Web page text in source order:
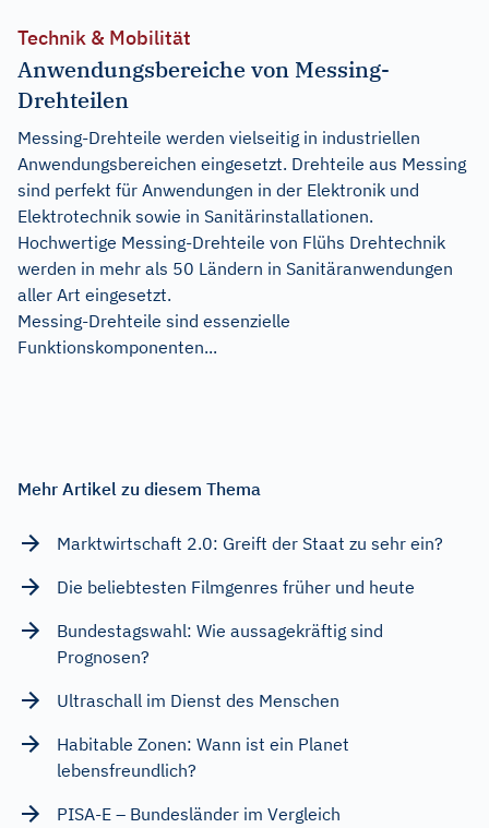
Technik & Mobilität
Anwendungsbereiche von Messing-
Drehteilen
Messing-Drehteile werden vielseitig in industriellen
Anwendungsbereichen eingesetzt. Drehteile aus Messing
sind perfekt für Anwendungen in der Elektronik und
Elektrotechnik sowie in Sanitärinstallationen.
Hochwertige Messing-Drehteile von Flühs Drehtechnik
werden in mehr als 50 Ländern in Sanitäranwendungen
aller Art eingesetzt.
Messing-Drehteile sind essenzielle
Funktionskomponenten...
Mehr Artikel zu diesem Thema
Marktwirtschaft 2.0: Greift der Staat zu sehr ein?
Die beliebtesten Filmgenres früher und heute
Bundestagswahl: Wie aussagekräftig sind
Prognosen?
Ultraschall im Dienst des Menschen
Habitable Zonen: Wann ist ein Planet
lebensfreundlich?
PISA-E – Bundesländer im Vergleich